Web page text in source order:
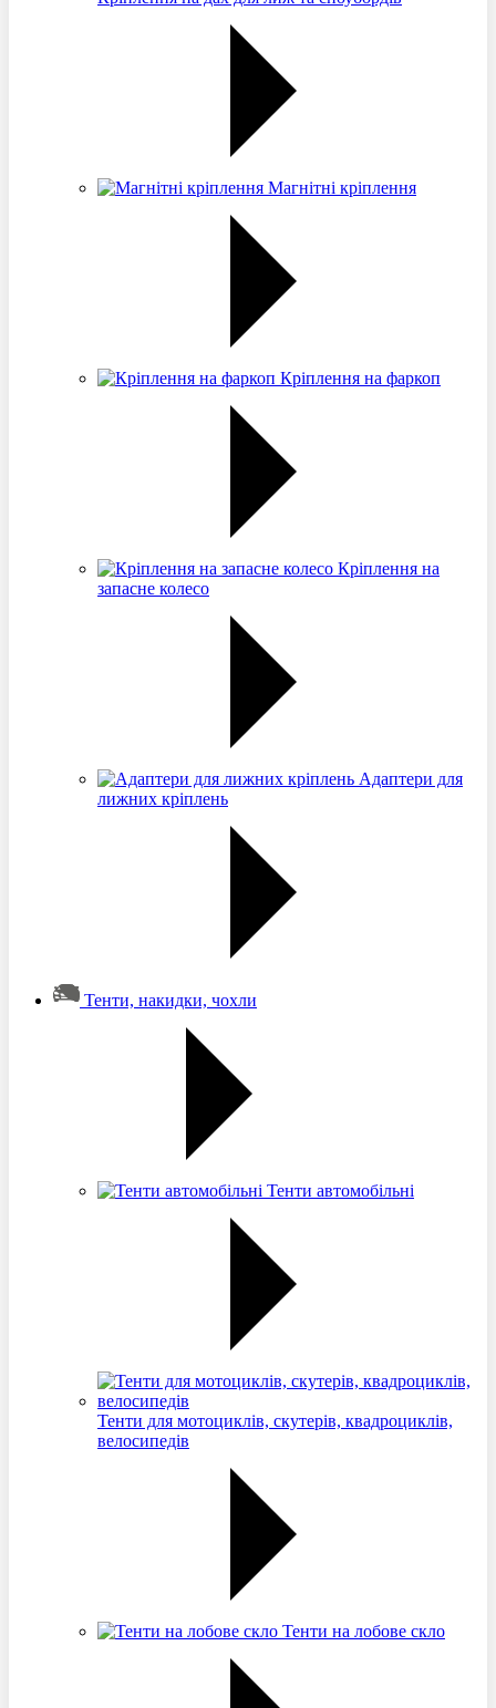
Магнітні кріплення
Кріплення на фаркоп
Кріплення на
запасне колесо
Адаптери для
лижних кріплень
Тенти, накидки, чохли
Тенти автомобільні
Тенти для мотоциклів, скутерів, квадроциклів,
велосипедів
Тенти на лобове скло